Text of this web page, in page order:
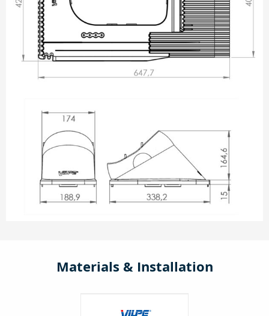
Materials & Installation